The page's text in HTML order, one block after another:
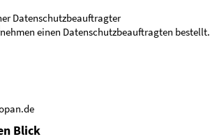
Datenschutzbeauftragter
einen Datenschutzbeauftragten bestellt.
Blick